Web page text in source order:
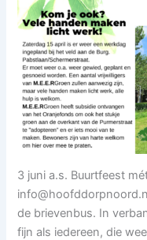
3 juni a.s. Buurtfeest
de brievenbus. In
fijn als iedereen, die